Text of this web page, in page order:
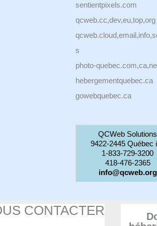
sentientpixels.com
qcweb.cc,dev,eu,top,org
s
photo-
hebergementquebec.ca
gowebquebec.ca
QCWeb Solutions
9422-2445 Québec
1-833-729-3200
418-476-2365
info@qcweb.org
CONTACTER